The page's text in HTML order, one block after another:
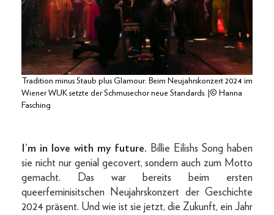
Tradition minus Staub plus Glamour: Beim Neujahrskonzert 2024 im
Wiener WUK setzte der Schmusechor neue Standards. |© Hanna
Fasching
I’m in love with my future. Billie Eilishs Song haben
sie nicht nur genial gecovert, sondern auch zum Motto
gemacht. Das war bereits beim ersten
queerfeminisitschen Neujahrskonzert der Geschichte
2024 präsent. Und wie ist sie jetzt, die Zukunft, ein Jahr